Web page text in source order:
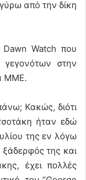
από την δίκη
Dawn Watch που
στην
ΜΜΕ.
Κακώς, διότι
ήταν εδώ
της εν λόγω
της και
έχει πολλές